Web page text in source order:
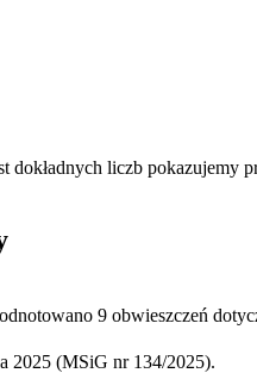
liczb pokazujemy
9 obwieszczeń
2025 (MSiG nr 134/2025).